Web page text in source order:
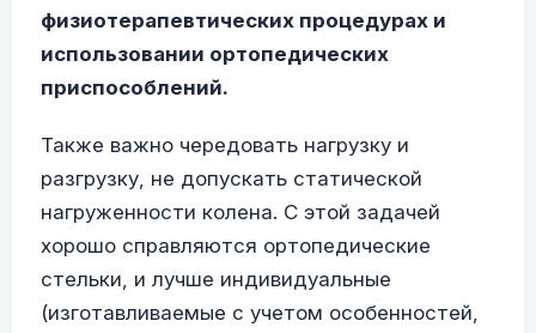
физиотерапевтических процедурах и
использовании ортопедических
приспособлений.
Также важно чередовать нагрузку и
разгрузку, не допускать статической
нагруженности колена. С этой задачей
хорошо справляются ортопедические
стельки, и лучше индивидуальные
(изготавливаемые с учетом особенностей,